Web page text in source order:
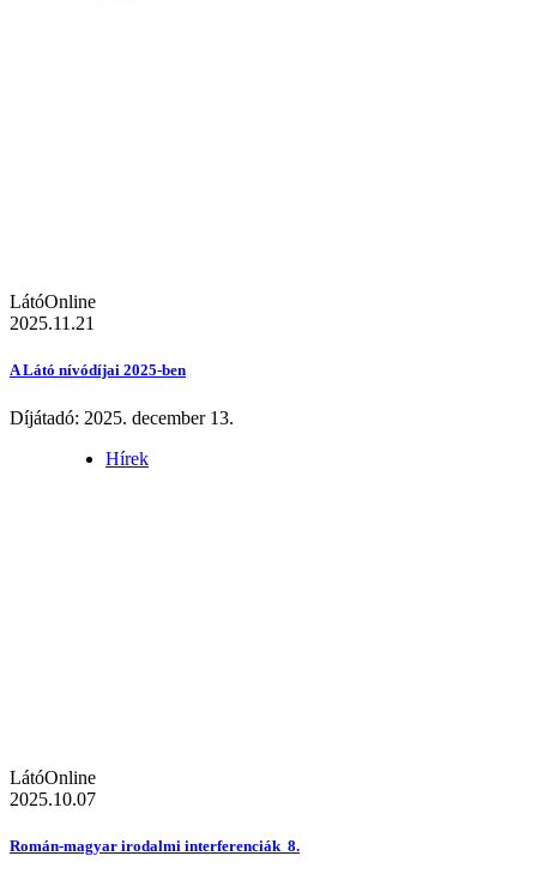
LátóOnline
2025.11.21
A Látó nívódíjai 2025-ben
Díjátadó: 2025. december 13.
Hírek
LátóOnline
2025.10.07
Román-magyar irodalmi interferenciák 8.